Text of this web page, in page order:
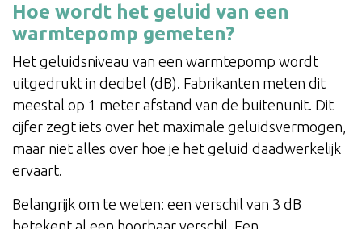
Hoe wordt het geluid van een
warmtepomp gemeten?
Het geluidsniveau van een warmtepomp wordt
uitgedrukt in decibel (dB). Fabrikanten meten dit
meestal op 1 meter afstand van de buitenunit. Dit
cijfer zegt iets over het maximale geluidsvermogen,
maar niet alles over hoe je het geluid daadwerkelijk
ervaart.
Belangrijk om te weten: een verschil van 3 dB
betekent al een hoorbaar verschil. Een